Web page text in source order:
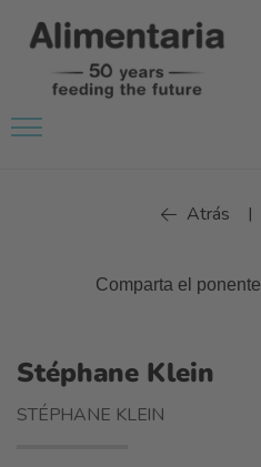
Atrás |
Comparta el ponente
Stéphane Klein
STÉPHANE KLEIN